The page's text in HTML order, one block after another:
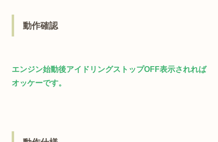
動作確認
エンジン始動後アイドリングストップOFF表示されれば
オッケーです。